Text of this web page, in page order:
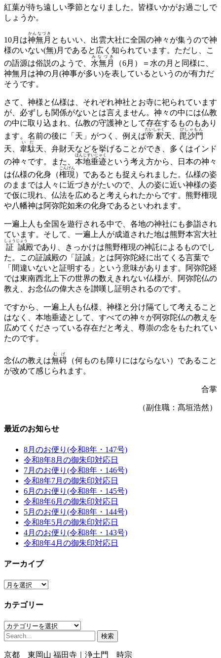
紅葉が待ち遠しい季節となりました。皆様いかがお過ごしで
しょうか。
10月は神無月
かんなづき
ともいい、出雲大社に全国の神々が集うので神
様のいない(無)月であると広く知られています。ただし、こ
の語源は俗説のようで、 水無月
みなづき
（6月）＝水の月と同様に、
神無月は神の月(神事が多い)を表しているというのが有力だ
そうです。
さて、神様と仏様は、それぞれ神社とお寺に祀られています
が、必ずしも関係がないとは言えません。神々の中には仏教
の中に取り込まれ、仏教の守護神として存在するものもあり
ます。名前の後に「天」がつく、例えば帝釈
たいしゃく
天、 毘沙門
びしゃもん
天、 韋駄
いだ
天、弁財天などを挙げることができ、多くはインド
の神々です。また、 本地垂迹
ほんじすいじゃく
という考え方から、日本の神々
は仏様の化身（権現
ごんげん
）であるとも捉えられました。仏様の姿
のままでは人々に近づきがたいので、人の姿に近い神様の姿
で仮に現れ、仏法を広めると考えられたからです。熊野権現
や八幡神は阿弥陀如来の化身であるといわれます。
一遍上人も全国を遊行される中で、各地の神社にも参詣され
ています。そして、一遍上人が成道された地は熊野本宮大社
証誠
しょうじょう
殿であり、きっかけは熊野権現の神託によるものでし
た。この証誠殿の「証誠」とは阿弥陀経に出てくる言葉で
「間違いないと証明する」という意味があります。阿弥陀経
では東南西北上下の世界の数えきれない仏様が、阿弥陀仏の
教え、お念仏の偉大さを讃嘆し証明されるのです。
ですから、一遍上人も仏様、神様と分け隔てして考えること
はなく、本地垂迹として、すべての神々が阿弥陀仏の教えを
広めてくださっている存在だと考え、尊崇の念をもたれてい
たのです。
念仏の教えは無碍
むげ
（何ものも障りにはならない）であること
が改めて感じられます。
合掌
（副住職：髙垣浩然）
最近のお知らせ
8月のお便り(令和8年・147号)
令和8年8月の御朱印対応日
7月のお便り(令和8年・146号)
令和8年7月の御朱印対応日
6月のお便り(令和8年・145号)
令和8年6月の御朱印対応日
5月のお便り(令和8年・144号)
令和8年5月の御朱印対応日
4月のお便り(令和8年・143号)
令和8年4月の御朱印対応日
アーカイブ
ア
カ
ブ
カテゴリー
カ
テ
リ
検
京都 東岡山 福田寺｜浄土門 時宗